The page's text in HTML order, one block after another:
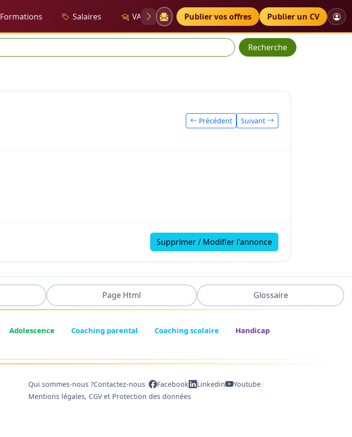
Formations Salaires VAE Diplômes Petites annonces
Publier vos offres Publier un CV
Recherche
Précédent Suivant
Supprimer / Modifier l'annonce
Page Html Glossaire
Adolescence Coaching parental Coaching scolaire
Handicap
Qui sommes-nous ?Contactez-nous | Facebook Linkedin Youtube|
Mentions légales, CGV et Protection des données